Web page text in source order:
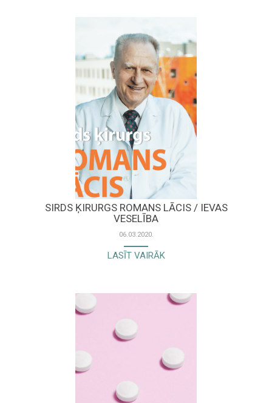
SIRDS ĶIRURGS ROMANS LĀCIS / IEVAS
VESELĪBA
06.03.2020.
LASĪT VAIRĀK